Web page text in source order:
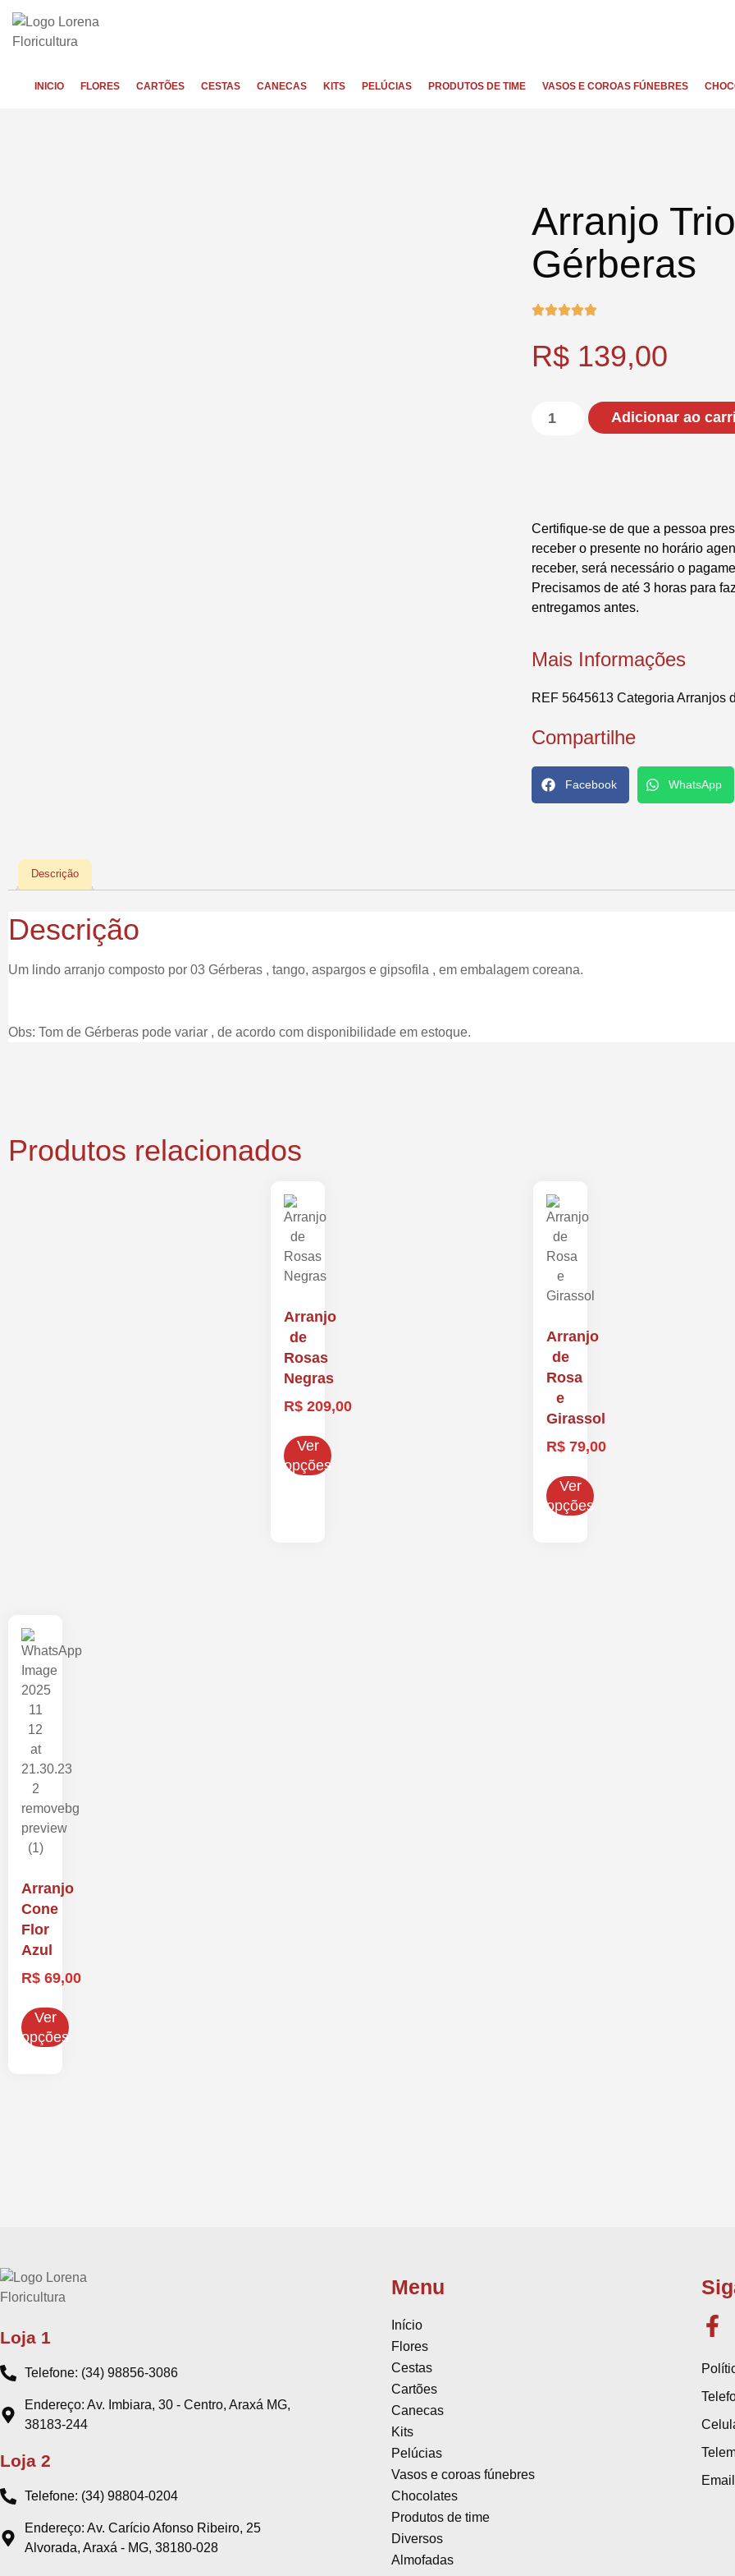
INICIO FLORES CARTÕES CESTAS CANECAS KITS PELÚCIAS PRODUTOS DE TIME VASOS E COROAS FÚNEBRES
Arranjo
Gérberas
R$ 139,00
Adicionar ao
Certifique-se de que a pessoa
receber o presente no horário
receber, será necessário o
Precisamos de até 3 horas para
entregamos antes.
Mais Informações
REF 5645613 Categoria Arranjos
Compartilhe
Facebook WhatsApp
Descrição
Descrição
Um lindo arranjo composto por 03 Gérberas , tango, aspargos e gipsofila , em embalagem coreana.
Obs: Tom de Gérberas pode variar , de acordo com disponibilidade em estoque.
Produtos relacionados
Arranjo
de
Rosas
Negras
R$ 209,00
Ver
opções
Arranjo
de
Rosa
e
Girassol
R$ 79,00
Ver
opções
Arranjo
Cone
Flor
Azul
R$ 69,00
Ver
opções
Loja 1
Telefone: (34) 98856-3086
Endereço: Av. Imbiara, 30 - Centro, Araxá MG,
38183-244
Loja 2
Telefone: (34) 98804-0204
Endereço: Av. Carício Afonso Ribeiro, 25
Alvorada, Araxá - MG, 38180-028
Menu
Início
Flores
Cestas
Cartões
Canecas
Kits
Pelúcias
Vasos e coroas fúnebres
Chocolates
Produtos de time
Diversos
Almofadas